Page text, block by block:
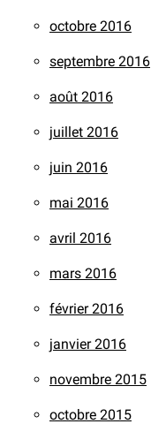
octobre 2016
septembre 2016
août 2016
juillet 2016
juin 2016
mai 2016
avril 2016
mars 2016
février 2016
janvier 2016
novembre 2015
octobre 2015